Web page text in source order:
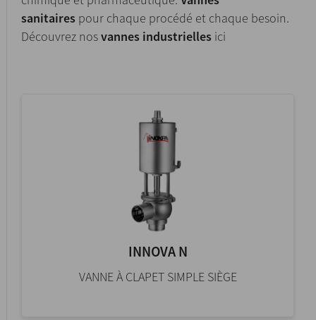
sanitaires pour chaque procédé et chaque besoin.
Découvrez nosvannes industrielles ici
INNOVA N
VANNE À CLAPET SIMPLE SIÈGE